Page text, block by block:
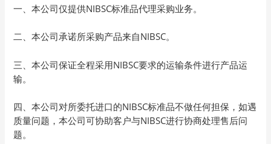
一、本公司仅提供NIBSC标准品代理采购业务。
二、本公司承诺所采购产品来自NIBSC。
三、本公司保证全程采用NIBSC要求的运输条件进行产品运
输。
四、本公司对所委托进口的NIBSC标准品不做任何担保，如遇
质量问题，本公司可协助客户与NIBSC进行协商处理售后问
题。